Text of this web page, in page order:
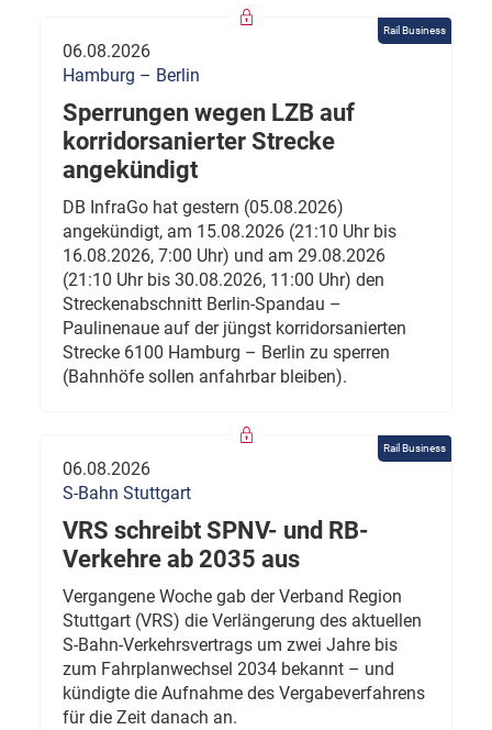
Rail Business
06.08.2026
Hamburg – Berlin
Sperrungen wegen LZB auf
korridorsanierter Strecke
angekündigt
DB InfraGo hat gestern (05.08.2026)
angekündigt, am 15.08.2026 (21:10 Uhr bis
16.08.2026, 7:00 Uhr) und am 29.08.2026
(21:10 Uhr bis 30.08.2026, 11:00 Uhr) den
Streckenabschnitt Berlin-Spandau –
Paulinenaue auf der jüngst korridorsanierten
Strecke 6100 Hamburg – Berlin zu sperren
(Bahnhöfe sollen anfahrbar bleiben).
Rail Business
06.08.2026
S-Bahn Stuttgart
VRS schreibt SPNV- und RB-
Verkehre ab 2035 aus
Vergangene Woche gab der Verband Region
Stuttgart (VRS) die Verlängerung des aktuellen
S-Bahn-Verkehrsvertrags um zwei Jahre bis
zum Fahrplanwechsel 2034 bekannt – und
kündigte die Aufnahme des Vergabeverfahrens
für die Zeit danach an.